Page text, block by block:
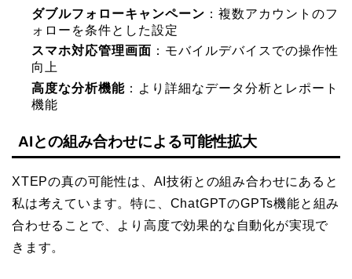
ダブルフォローキャンペーン ：複数アカウントのフ
ォローを条件とした設定
スマホ対応管理画面 ：モバイルデバイスでの操作性
向上
高度な分析機能 ：より詳細なデータ分析とレポート
機能
AIとの組み合わせによる可能性拡大
XTEPの真の可能性は、AI技術との組み合わせにあると
私は考えています。特に、ChatGPTのGPTs機能と組み
合わせることで、より高度で効果的な自動化が実現で
きます。